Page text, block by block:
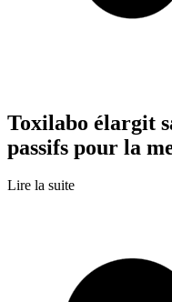
Toxilabo élargit
passifs pour la
Lire la suite